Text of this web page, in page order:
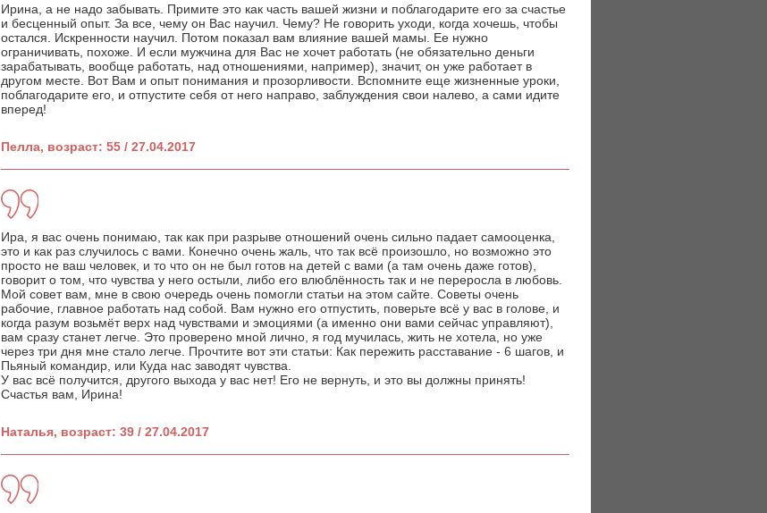
Ирина, а не надо забывать. Примите это как часть вашей жизни и поблагодарите его за счастье
и бесценный опыт. За все, чему он Вас научил. Чему? Не говорить уходи, когда хочешь, чтобы
остался. Искренности научил. Потом показал вам влияние вашей мамы. Ее нужно
ограничивать, похоже. И если мужчина для Вас не хочет работать (не обязательно деньги
зарабатывать, вообще работать, над отношениями, например), значит, он уже работает в
другом месте. Вот Вам и опыт понимания и прозорливости. Вспомните еще жизненные уроки,
поблагодарите его, и отпустите себя от него направо, заблуждения свои налево, а сами идите
вперед!
Пелла, возраст: 55 / 27.04.2017
Ира, я вас очень понимаю, так как при разрыве отношений очень сильно падает самооценка,
это и как раз случилось с вами. Конечно очень жаль, что так всё произошло, но возможно это
просто не ваш человек, и то что он не был готов на детей с вами (а там очень даже готов),
говорит о том, что чувства у него остыли, либо его влюблённость так и не переросла в любовь.
Мой совет вам, мне в свою очередь очень помогли статьи на этом сайте. Советы очень
рабочие, главное работать над собой. Вам нужно его отпустить, поверьте всё у вас в голове, и
когда разум возьмёт верх над чувствами и эмоциями (а именно они вами сейчас управляют),
вам сразу станет легче. Это проверено мной лично, я год мучилась, жить не хотела, но уже
через три дня мне стало легче. Прочтите вот эти статьи: Как пережить расставание - 6 шагов, и
Пьяный командир, или Куда нас заводят чувства.
У вас всё получится, другого выхода у вас нет! Его не вернуть, и это вы должны принять!
Счастья вам, Ирина!
Наталья, возраст: 39 / 27.04.2017